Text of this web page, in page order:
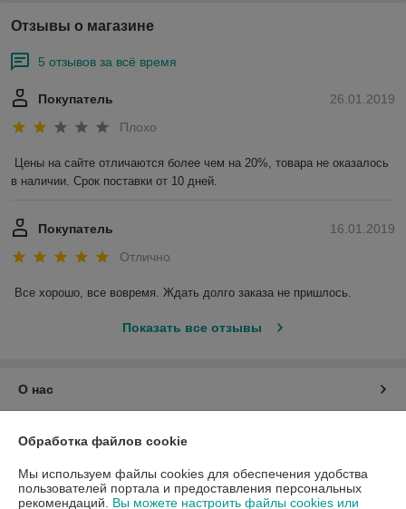
Отзывы о магазине
5 отзывов за всё время
26.01.2019
Покупатель
Плохо
Цены на сайте отличаются более чем на 20%, товара не оказалось
в наличии. Срок поставки от 10 дней.
16.01.2019
Покупатель
Отлично
Все хорошо, все вовремя. Ждать долго заказа не пришлось.
Показать все отзывы
О нас
Доставка и оплата
Обработка файлов cookie
Мы используем файлы cookies для обеспечения удобства
пользователей портала и предоставления персональных
рекомендаций. Вы можете настроить файлы cookies или